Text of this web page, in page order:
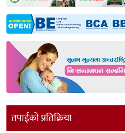
तपाईको प्रतिक्रिया